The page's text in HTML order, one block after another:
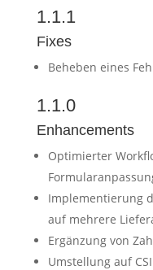
1.1.1
Fixes
Beheben eines
1.1.0
Enhancements
Optimierter
Implementierung
auf mehrere
Ergänzung von
Umstellung auf